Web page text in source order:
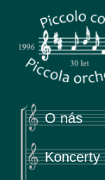
Piccola
Piccolo coro &
O nás
Koncerty